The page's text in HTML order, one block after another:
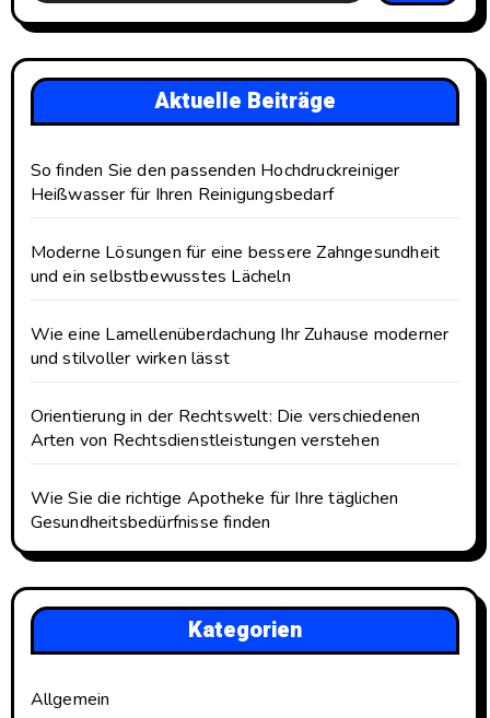
Aktuelle Beiträge
So finden Sie den passenden Hochdruckreiniger
Heißwasser für Ihren Reinigungsbedarf
Moderne Lösungen für eine bessere Zahngesundheit
und ein selbstbewusstes Lächeln
Wie eine Lamellenüberdachung Ihr Zuhause moderner
und stilvoller wirken lässt
Orientierung in der Rechtswelt: Die verschiedenen
Arten von Rechtsdienstleistungen verstehen
Wie Sie die richtige Apotheke für Ihre täglichen
Gesundheitsbedürfnisse finden
Kategorien
Allgemein